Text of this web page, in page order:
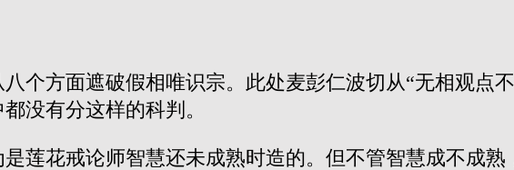
个方面遮破假相唯识宗。此处麦彭仁波切从“无相观点
没有分这样的科判。
莲花戒论师智慧还未成熟时造的。但不管智慧成不成